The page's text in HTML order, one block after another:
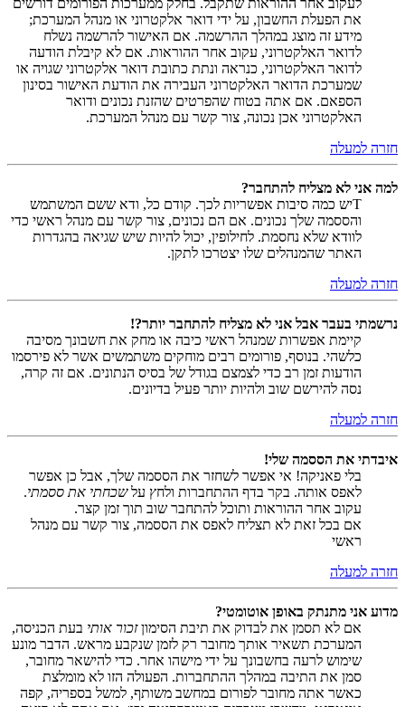
את הפעלת החשבון, על ידי דואר אלקטרוני או מנהל המערכת;
מידע זה מוצג במהלך ההרשמה. אם האישור להרשמה נשלח
לדואר האלקטרוני, עקוב אחר ההוראות. אם לא קיבלת הודעה
לדואר האלקטרוני, כנראה ונתת כתובת דואר אלקטרוני שגויה או
שמערכת הדואר האלקטרוני העבירה את הודעת האישור בסינון
הספאם. אם אתה בטוח שהפרטים שהזנת נכונים ודואר
האלקטרוני אכן נכונה, צור קשר עם מנהל המערכת.
חזרה למעלה
למה אני לא מצליח להתחבר?
Tיש כמה סיבות אפשריות לכך. קודם כל, ודא ששם המשתמש
והססמה שלך נכונים. אם הם נכונים, צור קשר עם מנהל ראשי כדי
לוודא שלא נחסמת. לחילופין, יכול להיות שיש שגיאה בהגדרות
האתר שהמנהלים שלו יצטרכו לתקן.
חזרה למעלה
נרשמתי בעבר אבל אני לא מצליח להתחבר יותר?!
קיימת אפשרות שמנהל ראשי כיבה או מחק את חשבונך מסיבה
כלשהי. בנוסף, פורומים רבים מוחקים משתמשים אשר לא פירסמו
הודעות זמן רב כדי לצמצם בגודל של בסיס הנתונים. אם זה קרה,
נסה להירשם שוב ולהיות יותר פעיל בדיונים.
חזרה למעלה
איבדתי את הססמה שלי!
בלי פאניקה! אי אפשר לשחזר את הססמה שלך, אבל כן אפשר
לאפס אותה. בקר בדף ההתחברות ולחץ עלשכחתי את ססמתי.
עקוב אחר ההוראות ותוכל להתחבר שוב תוך זמן קצר.
אם בכל זאת לא תצליח לאפס את הססמה, צור קשר עם מנהל
ראשי
חזרה למעלה
מדוע אני מתנתק באופן אוטומטי?
אם לא תסמן את לבדוק את תיבת הסימוןזכור אותי בעת הכניסה,
המערכת תשאיר אותך מחובר רק לזמן שנקבע מראש. הדבר מונע
שימוש לרעה בחשבונך על ידי מישהו אחר. כדי להישאר מחובר,
סמן את התיבה במהלך ההתחברות. הפעולה הזו לא מומלצת
כאשר אתה מחובר לפורום במחשב משותף, למשל בספריה, קפה